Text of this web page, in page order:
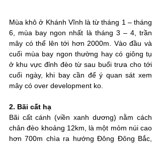
Mùa khô ở Khánh Vĩnh là từ tháng 1 – tháng
6, mùa bay ngon nhất là tháng 3 – 4, trần
mây có thể lên tới hơn 2000m. Vào đầu và
cuối mùa bay ngon thường hay có giông tụ
ở khu vực đỉnh đèo từ sau buổi trưa cho tới
cuối ngày, khi bay cần để ý quan sát xem
mây có over development ko.
2. Bãi cất hạ
Bãi cất cánh (viền xanh dương) nằm cách
chân đèo khoảng 12km, là một mỏm núi cao
hơn 700m chìa ra hướng Đông Đông Bắc,